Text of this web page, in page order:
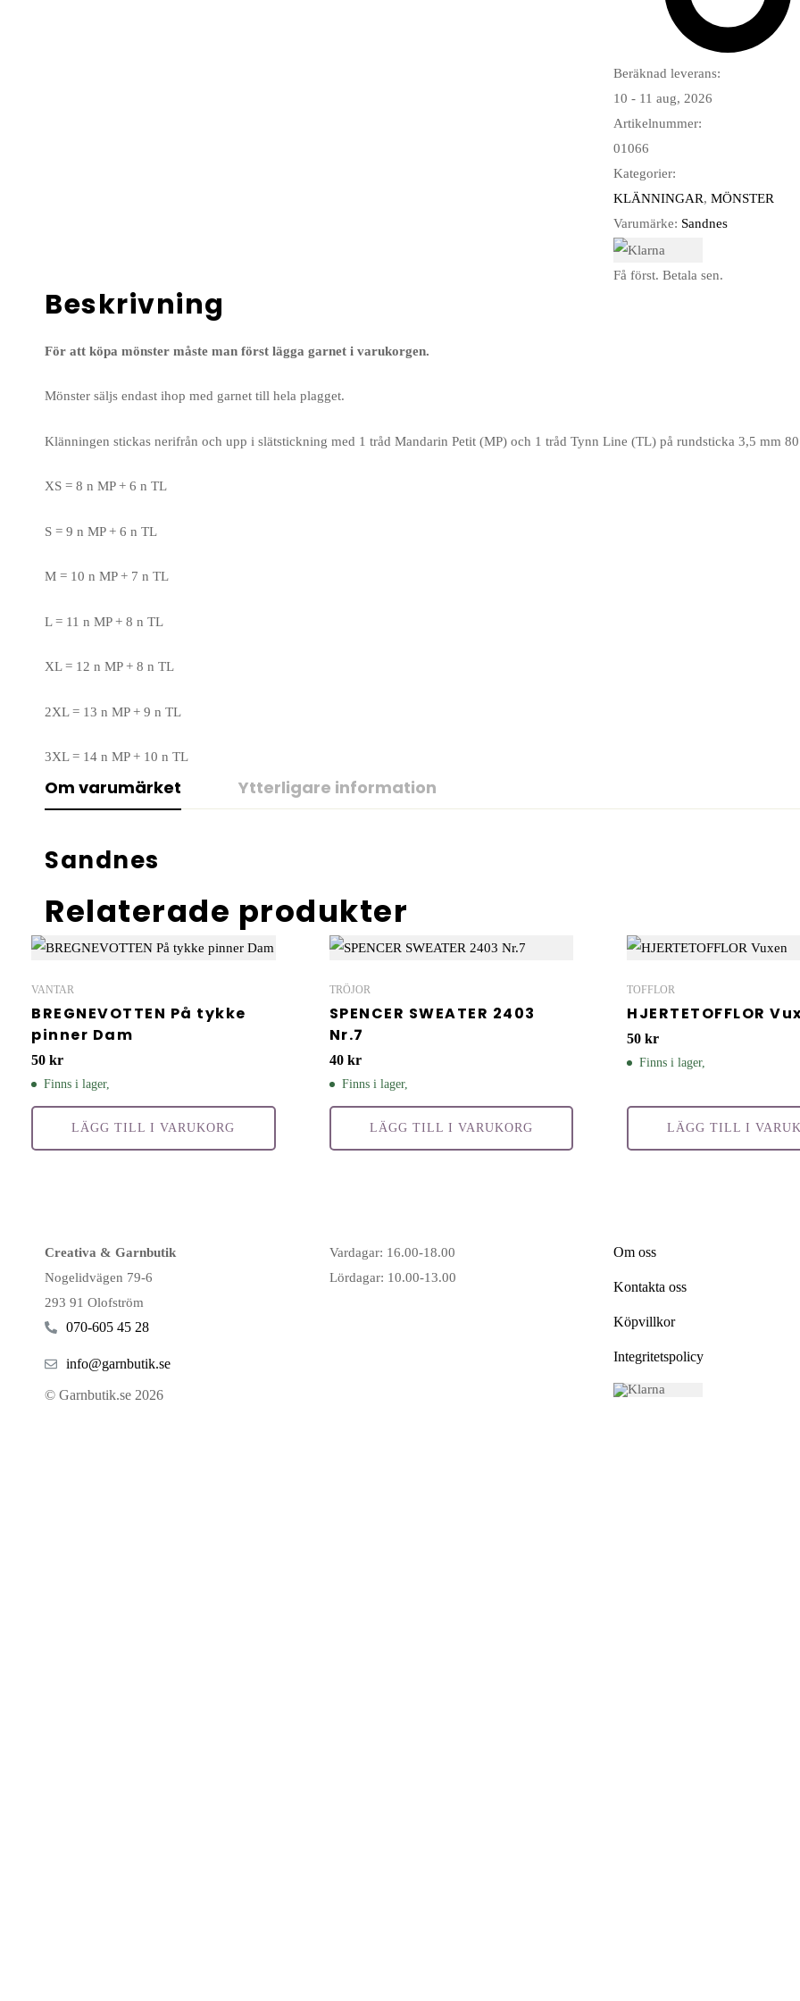
Beräknad leverans:
10 - 11 aug, 2026
Artikelnummer:
01066
Kategorier:
KLÄNNINGAR, MÖNSTER
Varumärke: Sandnes
Få först. Betala sen.
Beskrivning
För att köpa mönster måste man först lägga garnet i varukorgen.
Mönster säljs endast ihop med garnet till hela plagget.
Klänningen stickas nerifrån och upp i slätstickning med 1 tråd Mandarin Petit (MP) och 1 tråd Tynn Line (TL) på rundsticka 3,5 mm
XS = 8 n MP + 6 n TL
S = 9 n MP + 6 n TL
M = 10 n MP + 7 n TL
L = 11 n MP + 8 n TL
XL = 12 n MP + 8 n TL
2XL = 13 n MP + 9 n TL
3XL = 14 n MP + 10 n TL
Om varumärket Ytterligare information
Sandnes
Relaterade produkter
VANTAR
BREGNEVOTTEN På tykke
pinner Dam
50 kr
Finns i lager,
LÄGG TILL I VARUKORG
TRÖJOR
SPENCER SWEATER 2403
Nr.7
40 kr
Finns i lager,
LÄGG TILL I VARUKORG
TOFFLOR
HJERTETOFFLOR
50 kr
Finns i lager,
LÄGG TILL I
Creativa & Garnbutik
Nogelidvägen 79-6
293 91 Olofström
070-605 45 28
info@garnbutik.se
Vardagar: 16.00-18.00
Lördagar: 10.00-13.00
Om oss
Kontakta oss
Köpvillkor
Integritetspolicy
© Garnbutik.se 2026